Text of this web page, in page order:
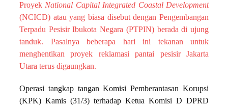
ProyekNational Capital Integrated Coastal Development
(NCICD) atau yang biasa disebut dengan Pengembangan
Terpadu Pesisir Ibukota Negara (PTPIN) berada di ujung
tanduk. Pasalnya beberapa hari ini tekanan untuk
menghentikan proyek reklamasi pantai pesisir Jakarta
Utara terus digaungkan.
Operasi tangkap tangan Komisi Pemberantasan Korupsi
(KPK) Kamis (31/3) terhadap Ketua Komisi D DPRD